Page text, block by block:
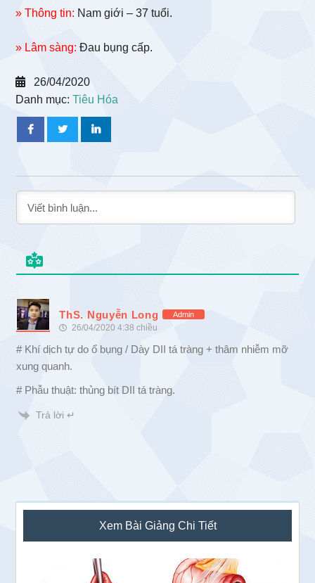
» Thông tin: Nam giới – 37 tuổi.
» Lâm sàng: Đau bụng cấp.
26/04/2020
Danh mục:Tiêu Hóa
ThS. Nguyễn Long Admin
26/04/2020 4:38 chiều
# Khí dịch tự do ổ bụng / Dày DII tá tràng + thâm nhiễm mỡ
xung quanh.
# Phẫu thuật: thủng bít DII tá tràng.
Trả lời ↵
Sidebar
chính
Xem Bài Giảng Chi Tiết